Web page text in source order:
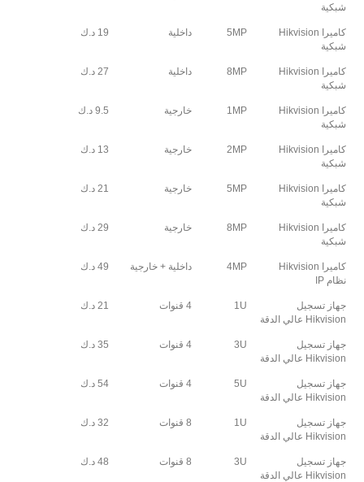
شبكية
كاميرا Hikvision
شبكية
5MP داخلية 19 د.ك
كاميرا Hikvision
شبكية
8MP داخلية 27 د.ك
كاميرا Hikvision
شبكية
1MP خارجية 9.5 د.ك
كاميرا Hikvision
شبكية
2MP خارجية 13 د.ك
كاميرا Hikvision
شبكية
5MP خارجية 21 د.ك
كاميرا Hikvision
شبكية
8MP خارجية 29 د.ك
كاميرا Hikvision
نظام IP
4MP داخلية + خارجية 49 د.ك
جهاز تسجيل
Hikvision عالي الدقة
1U 4 قنوات 21 د.ك
جهاز تسجيل
Hikvision عالي الدقة
3U 4 قنوات 35 د.ك
جهاز تسجيل
Hikvision عالي الدقة
5U 4 قنوات 54 د.ك
جهاز تسجيل
Hikvision عالي الدقة
1U 8 قنوات 32 د.ك
جهاز تسجيل
Hikvision عالي الدقة
3U 8 قنوات 48 د.ك